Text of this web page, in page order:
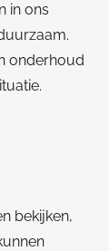
in ons
onderhoud
bekijken,